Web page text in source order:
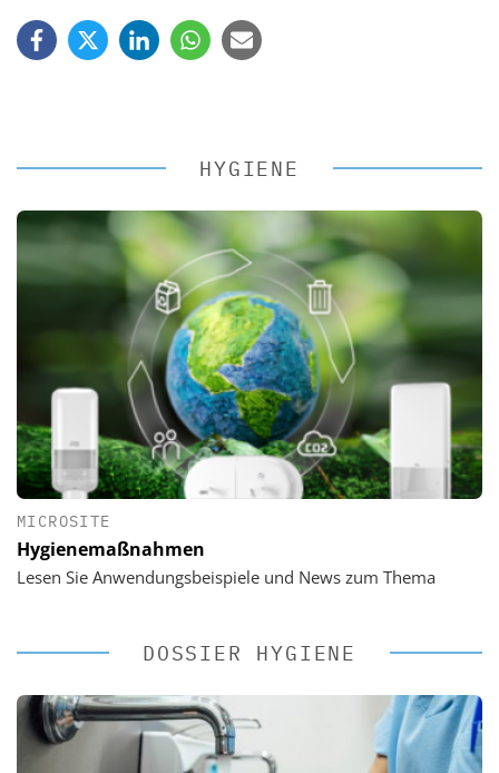
HYGIENE
MICROSITE
Hygienemaßnahmen
Lesen Sie Anwendungsbeispiele und News zum Thema
DOSSIER HYGIENE